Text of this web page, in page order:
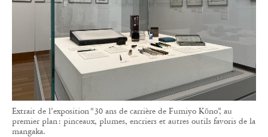
Extrait de l’exposition “ 30 ans de carrière de Fumiyo Kōno”, au
premier plan : pinceaux, plumes, encriers et autres outils favoris de la
mangaka.